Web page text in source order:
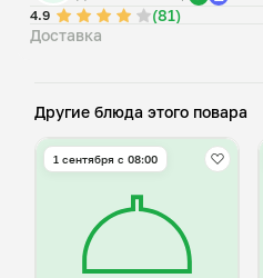
4.9
(81)
Доставка
Другие блюда этого повара
1 сентября с 08:00